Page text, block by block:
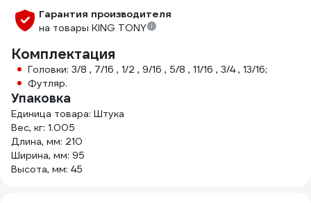
Гарантия производителя
на товары KING TONY
Комплектация
Головки: 3/8 , 7/16 , 1/2 , 9/16 , 5/8 , 11/16 , 3/4 , 13/16;
Футляр.
Упаковка
Единица товара: Штука
Вес, кг: 1.005
Длина, мм: 210
Ширина, мм: 95
Высота, мм: 45